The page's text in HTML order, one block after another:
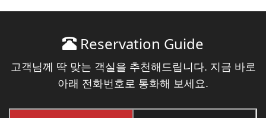
Reservation Guide
고객님께 딱 맞는 객실을 추천해드립니다. 지금 바로
아래 전화번호로 통화해 보세요.